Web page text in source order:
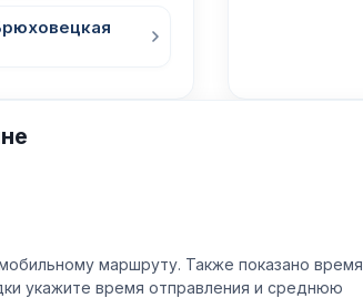
маршруту. Также показано время
укажите время отправления и среднюю